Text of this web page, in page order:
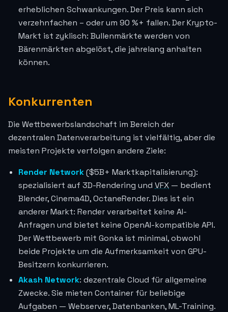
erheblichen Schwankungen. Der Preis kann sich
verzehnfachen – oder um 90 %+ fallen. Der Krypto-
Markt ist zyklisch: Bullenmärkte werden von
Bärenmärkten abgelöst, die jahrelang anhalten
können.
Konkurrenten
Die Wettbewerbslandschaft im Bereich der
dezentralen Datenverarbeitung ist vielfältig, aber die
meisten Projekte verfolgen andere Ziele:
Render Network($5B+ Marktkapitalisierung):
spezialisiert auf 3D-Rendering und VFX — bedient
Blender, Cinema4D, OctaneRender. Dies ist ein
anderer Markt: Render verarbeitet keine AI-
Anfragen und bietet keine OpenAI-kompatible API.
Der Wettbewerb mit Gonka ist minimal, obwohl
beide Projekte um die Aufmerksamkeit von GPU-
Besitzern konkurrieren.
Akash Network: dezentrale Cloud für allgemeine
Zwecke. Sie mieten Container für beliebige
Aufgaben — Webserver, Datenbanken, ML-Training.